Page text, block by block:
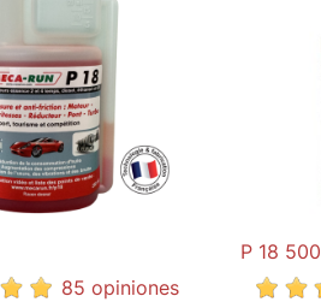
85 opiniones
P 18